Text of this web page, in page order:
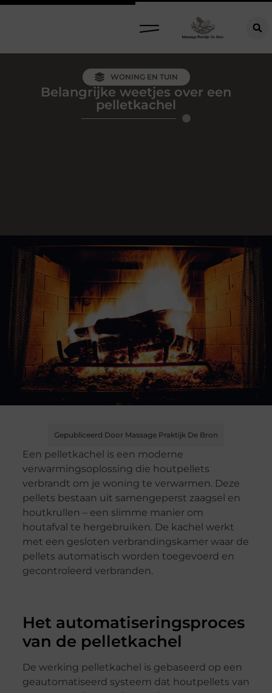
WONING EN TUIN
Belangrijke weetjes over een
pelletkachel
Gepubliceerd Door Massage Praktijk De Bron
Een pelletkachel is een moderne
verwarmingsoplossing die houtpellets
verbrandt om je woning te verwarmen. Deze
pellets bestaan uit samengeperst zaagsel en
houtkrullen – een slimme manier om
houtafval te hergebruiken. De kachel werkt
met een gesloten verbrandingskamer waar de
pellets automatisch worden toegevoerd en
gecontroleerd verbranden.
Het automatiseringsproces
van de pelletkachel
De werking pelletkachel is gebaseerd op een
geautomatiseerd systeem dat houtpellets van